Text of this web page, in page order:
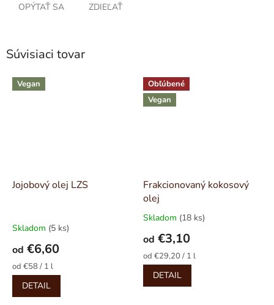
OPÝTAŤ SA ZDIEĽAŤ
Súvisiaci tovar
Vegan
Jojobový olej LZS
Skladom (5 ks)
od €6,60
Jednotková
cena:
od €58 / 1 l
DETAIL
Obľúbené
Vegan
Frakcionovaný kokosový
olej
Priemerné
hodnotenie
produktu
je
5,0
5
Skladom (18 ks)
od €3,10
Jednotková
cena:
od €29,20 / 1 l
DETAIL